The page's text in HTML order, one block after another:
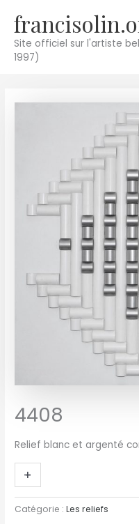
contenu
Site officiel sur l'artiste
1997)
4408
Relief blanc et argenté
-
+
Catégorie :Les reliefs